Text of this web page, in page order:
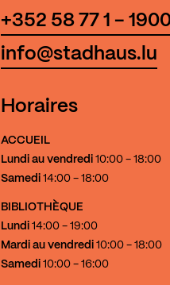
+352 58 77 1 -
info@stadhaus.lu
Horaires
ACCUEIL
Lundi au vendredi 10:00 - 18:00
Samedi 14:00 - 18:00
BIBLIOTHÈQUE
Lundi 14:00 - 19:00
Mardi au vendredi 10:00 - 18:00
Samedi 10:00 - 16:00